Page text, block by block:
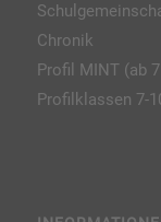
Chronik
Profil MINT (ab
Profilklassen 7-